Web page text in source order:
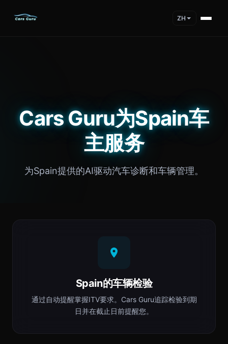
ZH
Cars Guru为Spain车
主服务
为Spain提供的AI驱动汽车诊断和车辆管理。
Spain的车辆检验
通过自动提醒掌握ITV要求。Cars Guru追踪检验到期
日并在截止日前提醒您。